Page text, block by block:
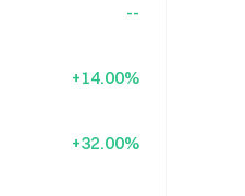
--
+14.00%
+32.00%